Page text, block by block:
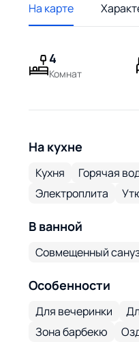
На карте
4
Комнат
На кухне
Кухня Горячая
Электроплита
В ванной
Совмещенный
Особенности
Для вечеринки
Зона барбекю